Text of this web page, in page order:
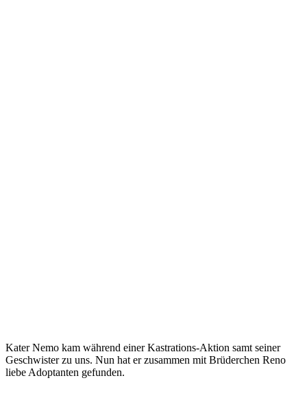
Kater Nemo kam während einer Kastrations-Aktion samt seiner
Geschwister zu uns. Nun hat er zusammen mit Brüderchen Reno
liebe Adoptanten gefunden.